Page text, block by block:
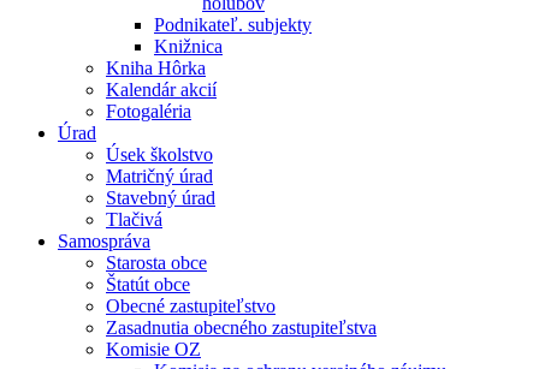
Podnikateľ. subjekty
Knižnica
Kniha Hôrka
Kalendár akcií
Fotogaléria
Úrad
Úsek školstvo
Matričný úrad
Stavebný úrad
Tlačivá
Samospráva
Starosta obce
Štatút obce
Obecné zastupiteľstvo
Zasadnutia obecného zastupiteľstva
Komisie OZ